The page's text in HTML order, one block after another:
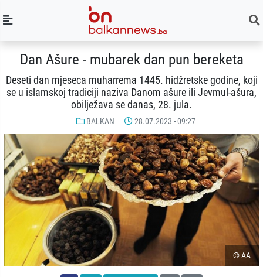
Dan Ašure - mubarek dan pun bereketa
Deseti dan mjeseca muharrema 1445. hidžretske godine, koji
se u islamskoj tradiciji naziva Danom ašure ili Jevmul-ašura,
obilježava se danas, 28. jula.
BALKAN 28.07.2023 - 09:27
© AA